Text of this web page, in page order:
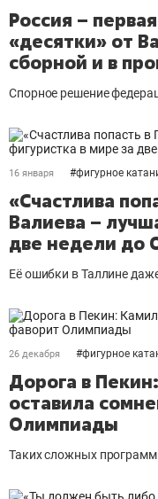
Россия –
«десятки» от
сборной и в
Спорное решение
16 января #фигурное
«Счастлива
Валиева –
две недели до
Её ошибки в Таллине
26 декабря #фигурное
Дорога в
оставила
Олимпиады
Таких сложных